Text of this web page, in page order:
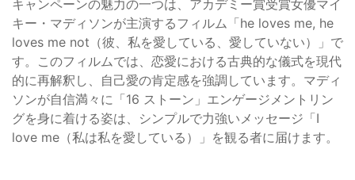
キャンペーンの魅力の一つは、アカデミー賞受賞女優マイ
キー・マディソンが主演するフィルム「he loves me, he
loves me not（彼、私を愛している、愛していない）」で
す。このフィルムでは、恋愛における古典的な儀式を現代
的に再解釈し、自己愛の肯定感を強調しています。マディ
ソンが自信満々に「16 ストーン」エンゲージメントリン
グを身に着ける姿は、シンプルで力強いメッセージ「I
love me（私は私を愛している）」を観る者に届けます。